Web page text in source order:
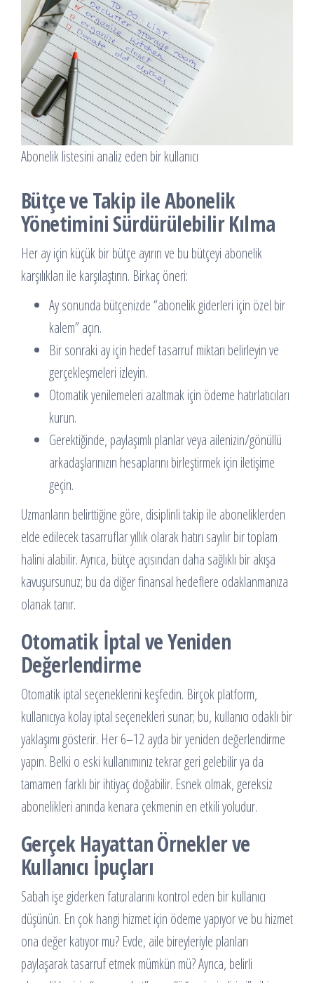
Abonelik listesini analiz eden bir kullanıcı
Bütçe ve Takip ile Abonelik
Yönetimini Sürdürülebilir Kılma
Her ay için küçük bir bütçe ayırın ve bu bütçeyi abonelik
karşılıkları ile karşılaştırın. Birkaç öneri:
Ay sonunda bütçenizde “abonelik giderleri için özel bir
kalem” açın.
Bir sonraki ay için hedef tasarruf miktarı belirleyin ve
gerçekleşmeleri izleyin.
Otomatik yenilemeleri azaltmak için ödeme hatırlatıcıları
kurun.
Gerektiğinde, paylaşımlı planlar veya ailenizin/gönüllü
arkadaşlarınızın hesaplarını birleştirmek için iletişime
geçin.
Uzmanların belirttiğine göre, disiplinli takip ile aboneliklerden
elde edilecek tasarruflar yıllık olarak hatırı sayılır bir toplam
halini alabilir. Ayrıca, bütçe açısından daha sağlıklı bir akışa
kavuşursunuz; bu da diğer finansal hedeflere odaklanmanıza
olanak tanır.
Otomatik İptal ve Yeniden
Değerlendirme
Otomatik iptal seçeneklerini keşfedin. Birçok platform,
kullanıcıya kolay iptal seçenekleri sunar; bu, kullanıcı odaklı bir
yaklaşımı gösterir. Her 6–12 ayda bir yeniden değerlendirme
yapın. Belki o eski kullanımınız tekrar geri gelebilir ya da
tamamen farklı bir ihtiyaç doğabilir. Esnek olmak, gereksiz
abonelikleri anında kenara çekmenin en etkili yoludur.
Gerçek Hayattan Örnekler ve
Kullanıcı İpuçları
Sabah işe giderken faturalarını kontrol eden bir kullanıcı
düşünün. En çok hangi hizmet için ödeme yapıyor ve bu hizmet
ona değer katıyor mu? Evde, aile bireyleriyle planları
paylaşarak tasarruf etmek mümkün mü? Ayrıca, belirli